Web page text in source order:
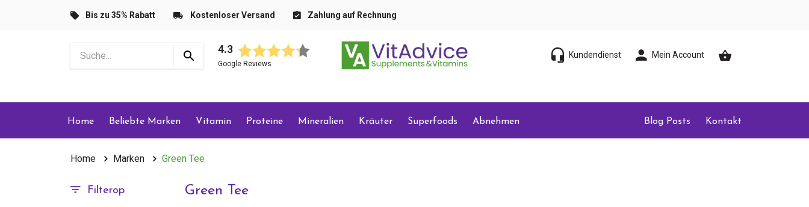
Bis zu 35% Rabatt Kostenloser Versand Zahlung auf Rechnung
4.3
Google Reviews
Kundendienst Mein Account
Home Beliebte Marken Vitamin Proteine Mineralien Kräuter Superfoods Abnehmen Blog Posts Kontakt
Home Marken Green Tee
Filterop Green Tee